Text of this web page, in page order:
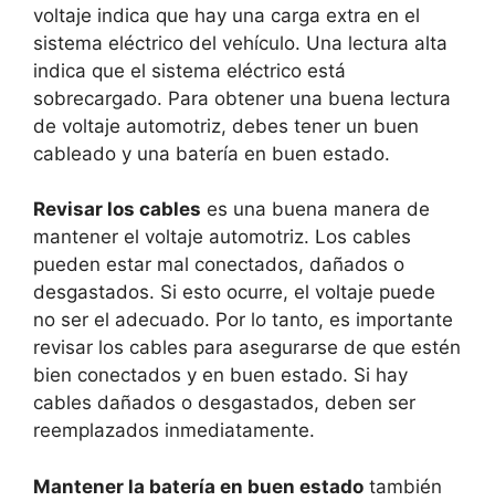
voltaje indica que hay una carga extra en el
sistema eléctrico del vehículo. Una lectura alta
indica que el sistema eléctrico está
sobrecargado. Para obtener una buena lectura
de voltaje automotriz, debes tener un buen
cableado y una batería en buen estado.
Revisar los cables es una buena manera de
mantener el voltaje automotriz. Los cables
pueden estar mal conectados, dañados o
desgastados. Si esto ocurre, el voltaje puede
no ser el adecuado. Por lo tanto, es importante
revisar los cables para asegurarse de que estén
bien conectados y en buen estado. Si hay
cables dañados o desgastados, deben ser
reemplazados inmediatamente.
Mantener la batería en buen estado también